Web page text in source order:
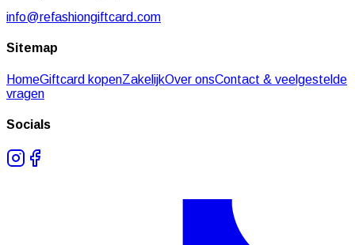
info@refashiongiftcard.com
Sitemap
HomeGiftcard kopenZakelijkOver onsContact & veelgestelde
vragen
Socials